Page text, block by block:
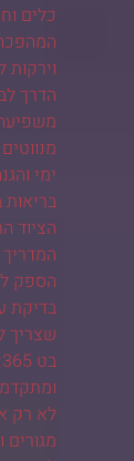
כלים
הדרך
ימי
הציוד
הספק
בדיקת
שצריך
לא רק
מגורים